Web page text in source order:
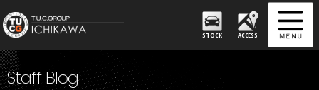
STOCK ACCESS
Staff Blog